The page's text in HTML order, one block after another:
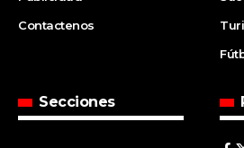
Contactenos
Secciones